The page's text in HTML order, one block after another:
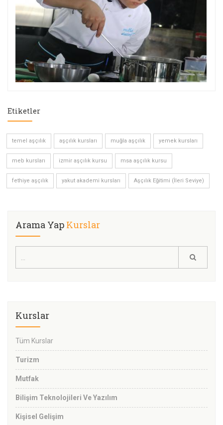
Etiketler
temel aşçılık aşçılık kursları muğla aşçılık yemek kursları
meb kursları izmir aşçılık kursu msa aşçılık kursu
fethiye aşçılık yakut akademi kursları Aşçılık Eğitimi (İleri Seviye)
Arama Yap Kurslar
Kurslar
Tüm Kurslar
Turizm
Mutfak
Bilişim Teknolojileri Ve Yazılım
Kişisel Gelişim